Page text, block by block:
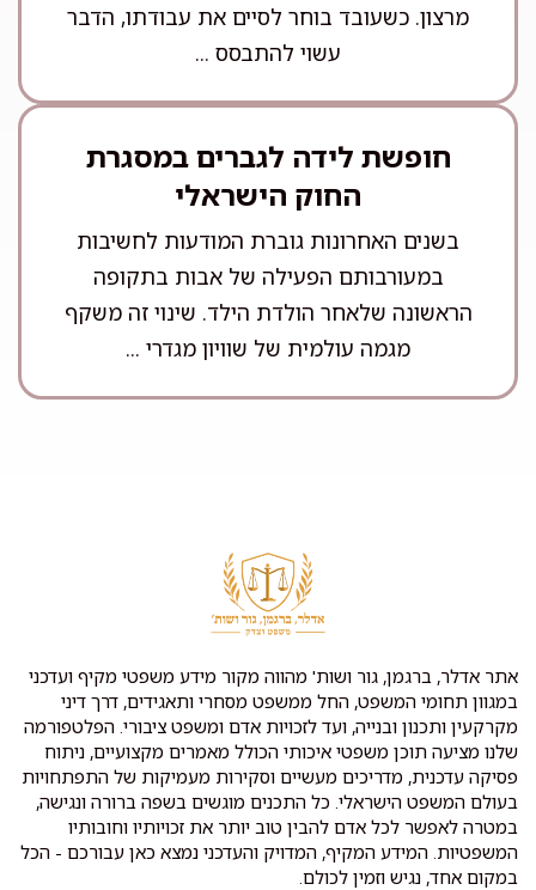
מרצון. כשעובד בוחר לסיים את עבודתו, הדבר
עשוי להתבסס ...
חופשת לידה לגברים במסגרת
החוק הישראלי
בשנים האחרונות גוברת המודעות לחשיבות
במעורבותם הפעילה של אבות בתקופה
הראשונה שלאחר הולדת הילד. שינוי זה משקף
מגמה עולמית של שוויון מגדרי ...
אתר אדלר, ברגמן, גור ושות' מהווה מקור מידע משפטי מקיף ועדכני
במגוון תחומי המשפט, החל ממשפט מסחרי ותאגידים, דרך דיני
מקרקעין ותכנון ובנייה, ועד לזכויות אדם ומשפט ציבורי. הפלטפורמה
שלנו מציעה תוכן משפטי איכותי הכולל מאמרים מקצועיים, ניתוח
פסיקה עדכנית, מדריכים מעשיים וסקירות מעמיקות של התפתחויות
בעולם המשפט הישראלי. כל התכנים מוגשים בשפה ברורה ונגישה,
במטרה לאפשר לכל אדם להבין טוב יותר את זכויותיו וחובותיו
המשפטיות. המידע המקיף, המדויק והעדכני נמצא כאן עבורכם - הכל
במקום אחד, נגיש וזמין לכולם.